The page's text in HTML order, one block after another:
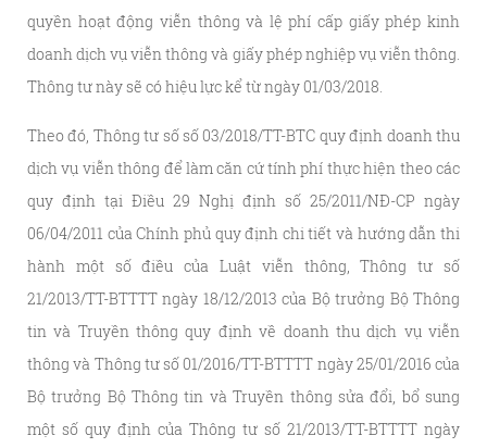
quyền hoạt động viễn thông và lệ phí cấp giấy phép kinh
doanh dịch vụ viễn thông và giấy phép nghiệp vụ viễn thông.
Thông tư này sẽ có hiệu lực kể từ ngày 01/03/2018.
Theo đó, Thông tư sốsố 03/2018/TT-BTC quy định doanh thu
dịch vụ viễn thông để làm căn cứ tính phí thực hiện theo các
quy định tại Điều 29 Nghị định số 25/2011/NĐ-CP ngày
06/04/2011 của Chính phủ quy định chi tiết và hướng dẫn thi
hành một số điều của Luật viễn thông, Thông tư số
21/2013/TT-BTTTT ngày 18/12/2013 của Bộ trưởng Bộ Thông
tin và Truyền thông quy định về doanh thu dịch vụ viễn
thông và Thông tư số 01/2016/TT-BTTTT ngày 25/01/2016 của
Bộ trưởng Bộ Thông tin và Truyền thông sửa đổi, bổ sung
một số quy định của Thông tư số 21/2013/TT-BTTTT ngày